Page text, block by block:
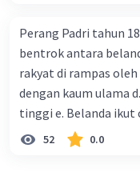
Perang Padri tahun
bentrok antara
rakyat di rampas
dengan kaum ulama
tinggi e. Belanda
52 0.0